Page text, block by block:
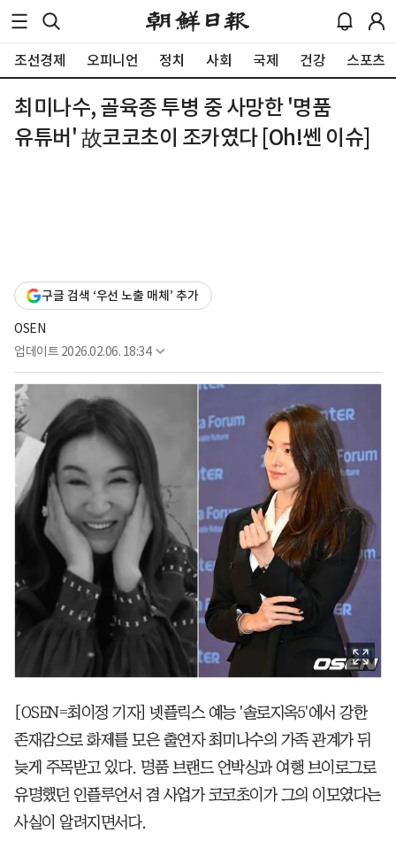
조선경제 오피니언 정치 사회 국제 건강 스포츠
최미나수, 골육종 투병 중 사망한 '명품
유튜버' 故코코초이 조카였다 [Oh!쎈 이슈]
구글 검색 ‘우선 노출 매체’ 추가
OSEN
업데이트 2026.02.06. 18:34
[OSEN=최이정 기자] 넷플릭스 예능 '솔로지옥5'에서 강한
존재감으로 화제를 모은 출연자 최미나수의 가족 관계가 뒤
늦게 주목받고 있다. 명품 브랜드 언박싱과 여행 브이로그로
유명했던 인플루언서 겸 사업가 코코초이가 그의 이모였다는
사실이 알려지면서다.